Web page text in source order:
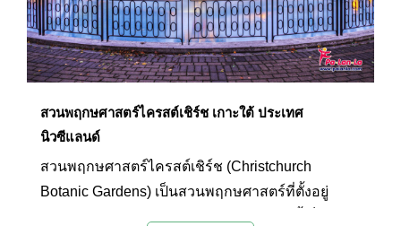
ยอดนิยมบนเกาะใต้ที่ไม่ควรพลาดดังต่อไปนี้
สวนพฤกษศาสตร์ไครสต์เชิร์ช เกาะใต้ ประเทศ
นิวซีแลนด์
สวนพฤกษศาสตร์ไครสต์เชิร์ช (Christchurch
Botanic Gardens) เป็นสวนพฤกษศาสตร์ที่ตั้งอยู่